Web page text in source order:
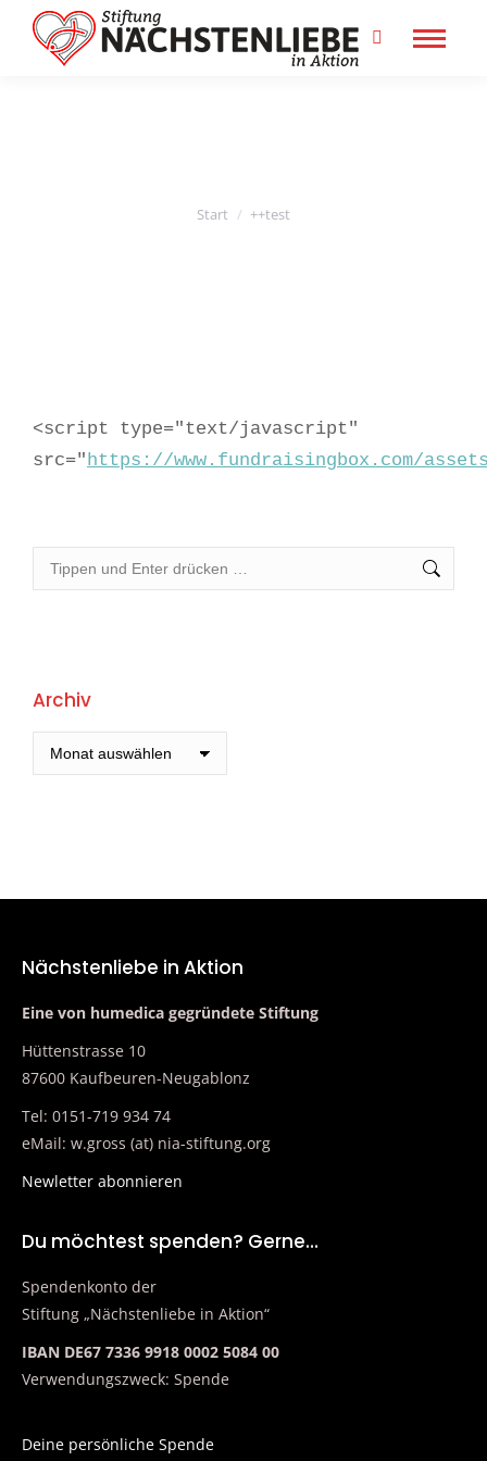
Search:
Sie befinden sich hier:
Start ++test
<script type="text/javascript"
src="https://www.fundraisingbox.com/
Search:
Archiv
Archiv
Nächstenliebe in Aktion
Eine von humedica gegründete Stiftung
Hüttenstrasse 10
87600 Kaufbeuren-Neugablonz
Tel: 0151-719 934 74
eMail: w.gross (at) nia-stiftung.org
Newletter abonnieren
Du möchtest spenden? Gerne…
Spendenkonto der
Stiftung „Nächstenliebe in Aktion“
IBAN DE67 7336 9918 0002 5084 00
Verwendungszweck: Spende
Deine persönliche Spende